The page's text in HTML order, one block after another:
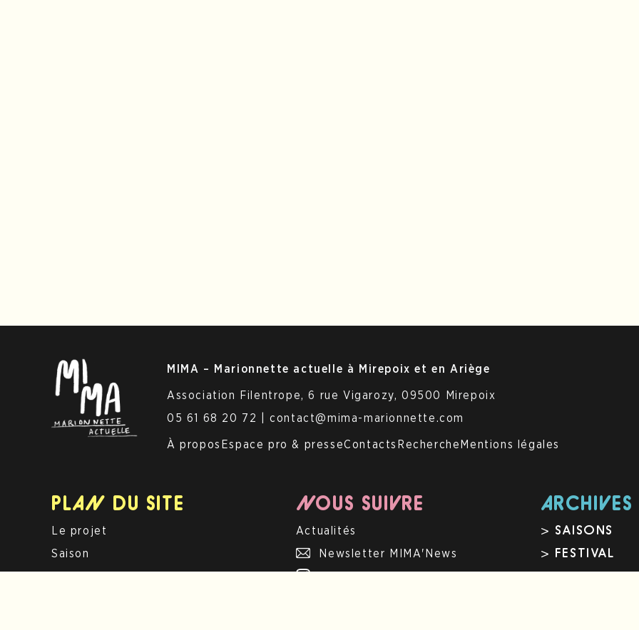
MIMA – Marionnette actuelle à Mirepoix et en Ariège
Association Filentrope, 6 rue Vigarozy, 09500 Mirepoix
05 61 68 20 72 | contact@mima-marionnette.com
À propos Espace pro & presseContacts Recherche Mentions légales
PLAN DU SITE
Le projet
Saison
NOUS SUIVRE
Actualités
Newsletter MIMA'News
ARCHIVES
> SAISONS
> FESTIVAL